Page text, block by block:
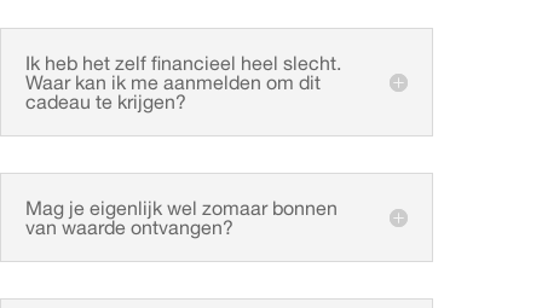
Ik heb het zelf financieel heel slecht.
Waar kan ik me aanmelden om dit
cadeau te krijgen?
Mag je eigenlijk wel zomaar bonnen
van waarde ontvangen?